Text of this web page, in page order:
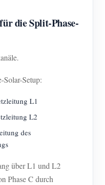
die Split-Phase-
Solar-Setup:
L1
L2
des
über L1 und L2
Phase C durch